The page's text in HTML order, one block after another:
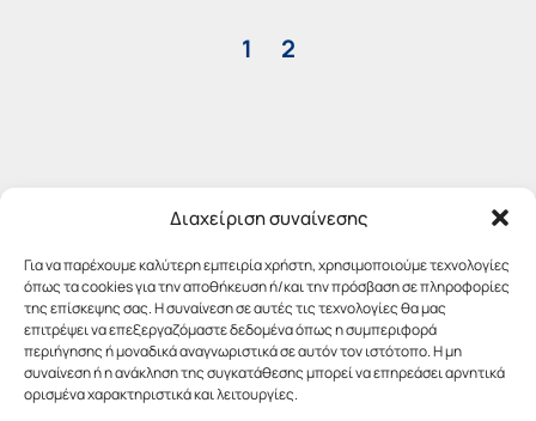
Διαχείριση συναίνεσης
Για να παρέχουμε καλύτερη εμπειρία χρήστη, χρησιμοποιούμε τεχνολογίες
όπως τα cookies για την αποθήκευση ή/και την πρόσβαση σε πληροφορίες
της επίσκεψης σας. Η συναίνεση σε αυτές τις τεχνολογίες θα μας
επιτρέψει να επεξεργαζόμαστε δεδομένα όπως η συμπεριφορά
περιήγησης ή μοναδικά αναγνωριστικά σε αυτόν τον ιστότοπο. Η μη
συναίνεση ή η ανάκληση της συγκατάθεσης μπορεί να επηρεάσει αρνητικά
ορισμένα χαρακτηριστικά και λειτουργίες.
1 2